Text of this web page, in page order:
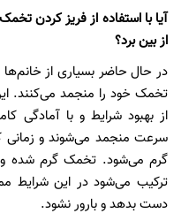
آیا با استفاده از فریز کردن
از بین برد؟
در حال حاضر بسیاری از خانم‌ها
تخمک خود را منجمد می‌کنند.
از بهبود شرایط و با آمادگی
سرعت منجمد می‌شوند و زمانی
گرم می‌شود. تخمک گرم شده و
ترکیب می‌شود در این شرایط
دست بدهد و بارور نشود.